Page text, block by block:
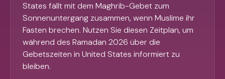
States fällt mit dem Maghrib-Gebet zum
Sonnenuntergang zusammen, wenn Muslime ihr
Fasten brechen. Nutzen Sie diesen Zeitplan, um
während des Ramadan 2026 über die
Gebetszeiten in United States informiert zu
bleiben.